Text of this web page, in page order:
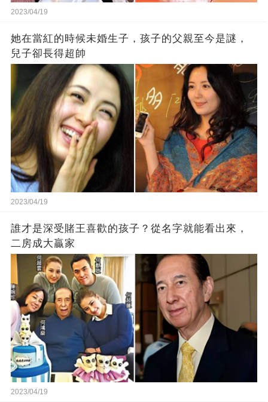
2023/04/19
她在當紅的時候未婚生子，孩子的父親至今是謎，
兒子卻長得超帥
2023/04/19
誰才是深受賭王喜歡的孩子？從名字就能看出來，
二房成大贏家
2023/04/19